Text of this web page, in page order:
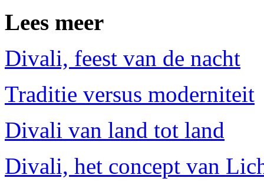
Lees meer
Divali, feest van de nacht
Traditie versus moderniteit
Divali van land tot land
Divali, het concept van